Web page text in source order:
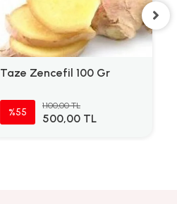
Taze Zencefil 100 Gr
%55
1.100,00 TL
500,00 TL